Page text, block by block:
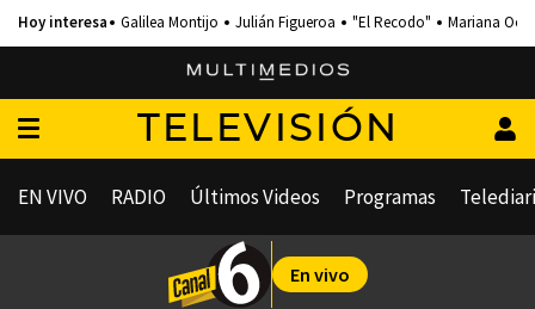
Galilea Montijo Julián Figueroa "El Recodo" Mariana
TELEVISIÓN
EN VIVO RADIO Últimos Videos Programas
En vivo